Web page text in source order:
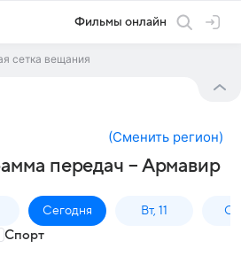
Фильмы онлайн
сетка вещания
(Сменить регион)
передач – Армавир
Сегодня Вт, 11
Спорт